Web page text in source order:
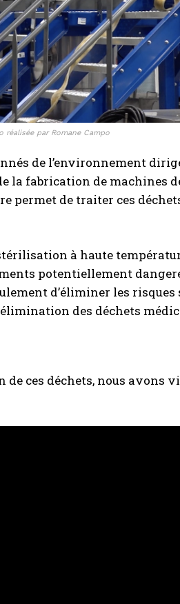
par Romane Campo
de l’environnement
la fabrication de machines
de traiter ces
à haute
potentiellement
d’éliminer les
des déchets
ces déchets, nous avons